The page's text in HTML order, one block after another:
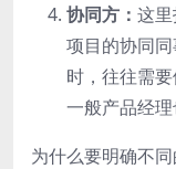
协同方： 这
项目的协同
时，往往需
一般产品经理
为什么要明确不